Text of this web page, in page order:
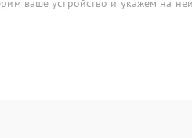
ваше устройство и укажем на